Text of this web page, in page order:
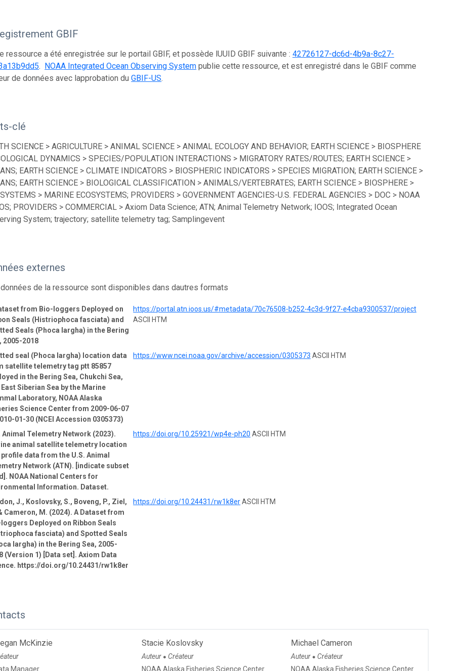
GBIF
ressource a été enregistrée sur le portail GBIF, et possède lUUID GBIF suivante :42726127-dc6d-4b9a-8c27-
. NOAA Integrated Ocean Observing System publie cette ressource, et est enregistré dans le GBIF comme
de données avec lapprobation duGBIF-US.
clé
SCIENCE > AGRICULTURE > ANIMAL SCIENCE > ANIMAL ECOLOGY AND BEHAVIOR; EARTH SCIENCE > BIOSPHERE
DYNAMICS > SPECIES/POPULATION INTERACTIONS > MIGRATORY RATES/ROUTES; EARTH SCIENCE >
EARTH SCIENCE > CLIMATE INDICATORS > BIOSPHERIC INDICATORS > SPECIES MIGRATION; EARTH SCIENCE >
EARTH SCIENCE > BIOLOGICAL CLASSIFICATION > ANIMALS/VERTEBRATES; EARTH SCIENCE > BIOSPHERE >
> MARINE ECOSYSTEMS; PROVIDERS > GOVERNMENT AGENCIES-U.S. FEDERAL AGENCIES > DOC > NOAA
PROVIDERS > COMMERCIAL > Axiom Data Science; ATN; Animal Telemetry Network; IOOS; Integrated Ocean
System; trajectory; satellite telemetry tag; Samplingevent
externes
de la ressource sont disponibles dans dautres formats
from Bio-loggers Deployed on
Seals (Histriophoca fasciata) and
Seals (Phoca largha) in the Bering
2005-2018
https://portal.atn.ioos.us/#metadata/70c76508-b252-4c3d-9f27-e4cba9300537/project
ASCII HTM
seal (Phoca largha) location data
satellite telemetry tag ptt 85857
in the Bering Sea, Chukchi Sea,
Siberian Sea by the Marine
Laboratory, NOAA Alaska
Science Center from 2009-06-07
01-30 (NCEI Accession 0305373)
https://www.ncei.noaa.gov/archive/accession/0305373 ASCII HTM
Animal Telemetry Network (2023).
animal satellite telemetry location
data from the U.S. Animal
Network (ATN). [indicate subset
NOAA National Centers for
Information. Dataset.
https://doi.org/10.25921/wp4e-ph20 ASCII HTM
J., Koslovsky, S., Boveng, P., Ziel,
Cameron, M. (2024). A Dataset from
loggers Deployed on Ribbon Seals
fasciata) and Spotted Seals
largha) in the Bering Sea, 2005-
(Version 1) [Data set]. Axiom Data
https://doi.org/10.24431/rw1k8er
https://doi.org/10.24431/rw1k8erASCII HTM
McKinzie
Manager
Stacie Koslovsky
Auteur ● Créateur
NOAA Alaska Fisheries Science Center
Michael Cameron
Auteur ● Créateur
NOAA Alaska Fisheries Science Center